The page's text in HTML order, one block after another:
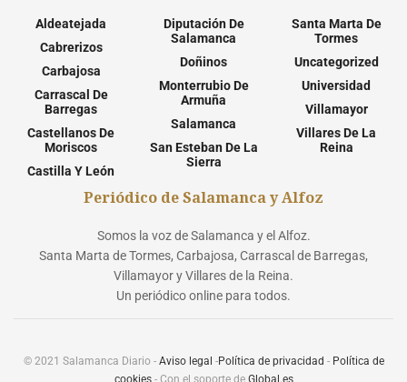
Aldeatejada
Cabrerizos
Carbajosa
Carrascal De
Barregas
Castellanos De
Moriscos
Castilla Y León
Diputación De
Salamanca
Doñinos
Monterrubio De
Armuña
Salamanca
San Esteban De La
Sierra
Santa Marta De
Tormes
Uncategorized
Universidad
Villamayor
Villares De La
Reina
Periódico de Salamanca y Alfoz
Somos la voz de Salamanca y el Alfoz.
Santa Marta de Tormes, Carbajosa, Carrascal de Barregas,
Villamayor y Villares de la Reina.
Un periódico online para todos.
© 2021 Salamanca Diario - Aviso legal -Política de privacidad - Política de